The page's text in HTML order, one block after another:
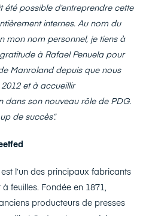
été possible d’entreprendre cette
internes. Au nom du
mon nom personnel, je tiens à
à Rafael Penuela pour
Manroland depuis que nous
et à accueillir
dans son nouveau rôle de PDG.
de succès”.
est l’un des principaux fabricants
feuilles. Fondée en 1871,
producteurs de presses